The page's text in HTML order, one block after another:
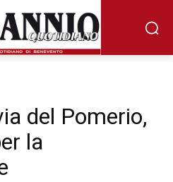
del Pomerio,
la